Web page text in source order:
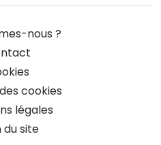
nous ?
cookies
légales
du site